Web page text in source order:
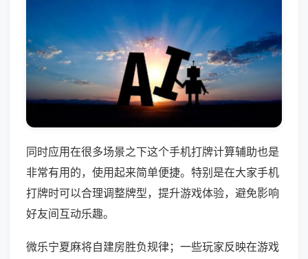
同时应用在很多场景之下这个手机打牌计算辅助也是
非常有用的，使用起来简单便捷。特别是在大家手机
打牌时可以合理调整牌型，提升游戏体验，避免影响
好友间互动乐趣。
微乐宁夏麻将自建房胜负规律；一些玩家反映在游戏